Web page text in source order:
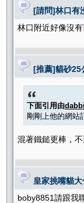
[請問]林口有
林口附近好像沒有
[推薦]貓砂25
下面引用由
剛剛上他的網站
混著鐵鎚更棒，
皇家挑嘴貓
boby8851請跟我